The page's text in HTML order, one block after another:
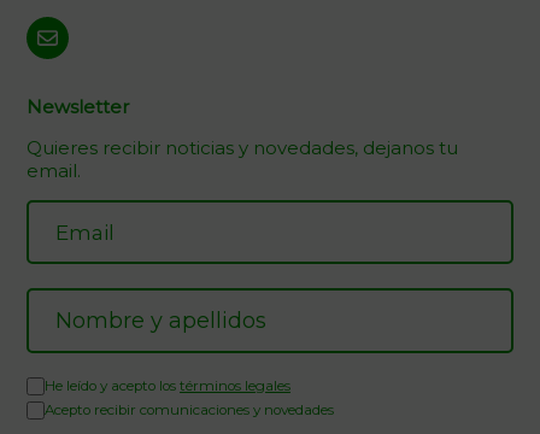
Newsletter
Quieres recibir noticias y novedades, dejanos tu
email.
He leído y acepto los términos legales
Acepto recibir comunicaciones y novedades